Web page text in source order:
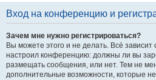
Вход на конференцию и
Зачем мне нужно регистрироваться?
Вы можете этого и не делать. Всё зависит
настроил конференцию: должны ли вы
размещать сообщения, или нет. Тем не
дополнительные возможности, которые